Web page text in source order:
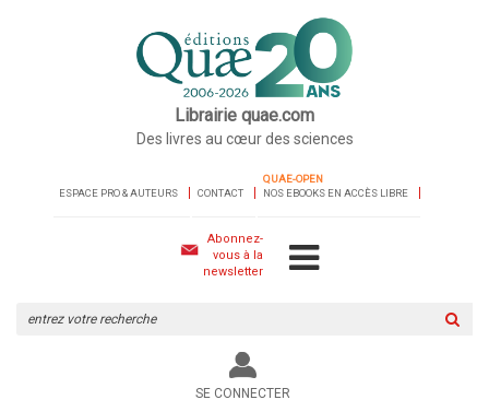
Librairie quae.com
Des livres au cœur des sciences
ESPACE PRO & AUTEURS CONTACT
QUAE-OPEN
NOS EBOOKS EN ACCÈS LIBRE
Abonnez-
vous à la
newsletter
le
site
SE CONNECTER